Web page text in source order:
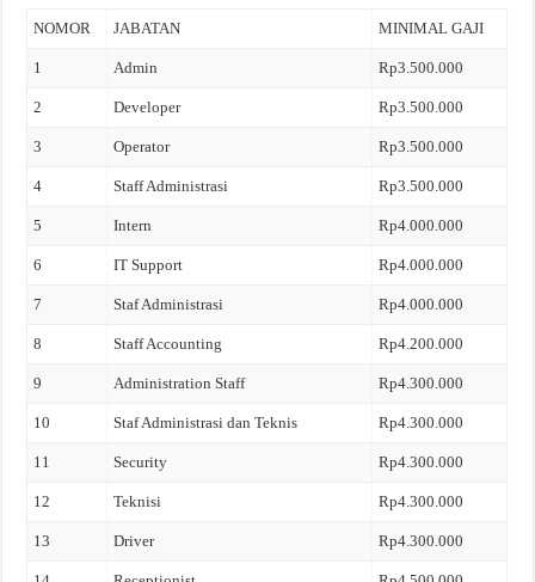
NOMOR JABATAN MINIMAL GAJI
1 Admin Rp3.500.000
2 Developer Rp3.500.000
3 Operator Rp3.500.000
4 Staff Administrasi Rp3.500.000
5 Intern Rp4.000.000
6 IT Support Rp4.000.000
7 Staf Administrasi Rp4.000.000
8 Staff Accounting Rp4.200.000
9 Administration Staff Rp4.300.000
10 Staf Administrasi dan Teknis Rp4.300.000
11 Security Rp4.300.000
12 Teknisi Rp4.300.000
13 Driver Rp4.300.000